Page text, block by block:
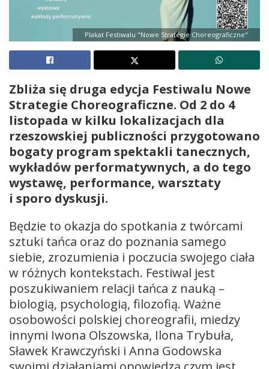
Plakat Festiwalu "Nowe Strategie Choreograficzne"
Zbliża się druga edycja Festiwalu Nowe
Strategie Choreograficzne. Od 2 do 4
listopada w kilku lokalizacjach dla
rzeszowskiej publiczności przygotowano
bogaty program spektakli tanecznych,
wykładów performatywnych, a do tego
wystawę, performance, warsztaty
i sporo dyskusji.
Będzie to okazja do spotkania z twórcami
sztuki tańca oraz do poznania samego
siebie, zrozumienia i poczucia swojego ciała
w różnych kontekstach. Festiwal jest
poszukiwaniem relacji tańca z nauką –
biologią, psychologią, filozofią. Ważne
osobowości polskiej choreografii, miedzy
innymi Iwona Olszowska, Ilona Trybuła,
Sławek Krawczyński i Anna Godowska